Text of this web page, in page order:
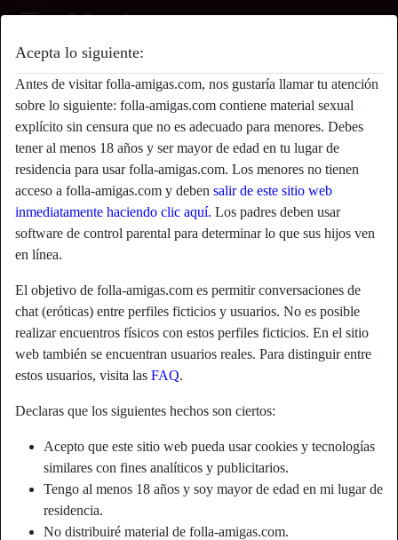
Acepta lo siguiente:
Antes de visitar folla-amigas.com, nos gustaría llamar tu atención
sobre lo siguiente: folla-amigas.com contiene material sexual
explícito sin censura que no es adecuado para menores. Debes
tener al menos 18 años y ser mayor de edad en tu lugar de
residencia para usar folla-amigas.com. Los menores no tienen
acceso a folla-amigas.com y deben salir de este sitio web
inmediatamente haciendo clic aquí. Los padres deben usar
software de control parental para determinar lo que sus hijos ven
en línea.
El objetivo de folla-amigas.com es permitir conversaciones de
chat (eróticas) entre perfiles ficticios y usuarios. No es posible
realizar encuentros físicos con estos perfiles ficticios. En el sitio
web también se encuentran usuarios reales. Para distinguir entre
estos usuarios, visita las FAQ.
Declaras que los siguientes hechos son ciertos:
Acepto que este sitio web pueda usar cookies y tecnologías
similares con fines analíticos y publicitarios.
Tengo al menos 18 años y soy mayor de edad en mi lugar de
residencia.
No distribuiré material de folla-amigas.com.
Colindre's perfil
star Agregar